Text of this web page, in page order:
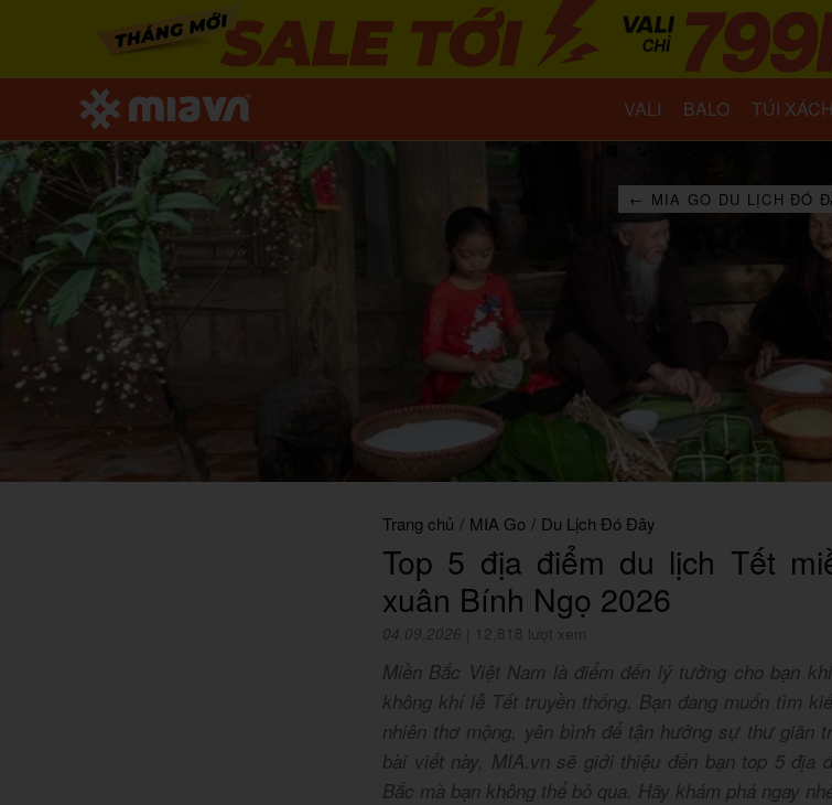
VALI BALO TÚI XÁCH
← MIA GO DU LỊCH ĐÓ
Trang chủ / MIA Go / Du Lịch Đó Đây
Top 5 địa điểm du lịch Tết
xuân Bính Ngọ 2026
04.09.2026 12,818 lượt xem
Miền Bắc Việt Nam là điểm đến lý tưởng cho bạn
không khí lễ Tết truyền thống. Bạn đang muốn tìm
nhiên thơ mộng, yên bình để tận hưởng sự thư giãn
bài viết này, MIA.vn sẽ giới thiệu đến bạn top 5 địa
Bắc mà bạn không thể bỏ qua. Hãy khám phá ngay